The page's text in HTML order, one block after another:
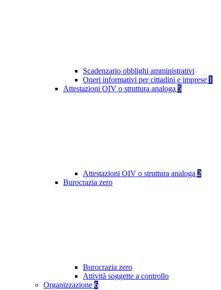
Scadenzario obblighi amministrativi
Oneri informativi per cittadini e imprese 1
Attestazioni OIV o struttura analoga 5
Attestazioni OIV o struttura analoga 2
Burocrazia zero
Burocrazia zero
Attività soggette a controllo
Organizzazione 6